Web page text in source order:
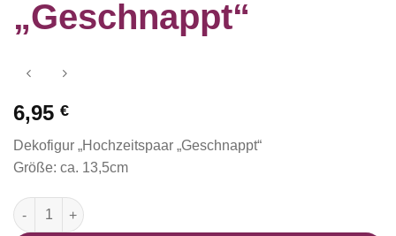
„Geschnappt“
6,95 €
Dekofigur „Hochzeitspaar „Geschnappt“
Größe: ca. 13,5cm
Dekofigur "Hochzeitspaar" "Geschnappt" Menge